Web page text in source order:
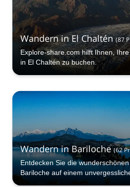
Wandern in El Chaltén (87
Explore-share.com hilft Ihnen,
in El Chaltén zu buchen.
Wandern in Bariloche (62
Entdecken Sie die
Bariloche auf einem
mit einem der Guides von Explore-